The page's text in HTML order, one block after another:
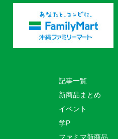
記事一覧
新商品まとめ
イベント
学P
ファミマ新商品